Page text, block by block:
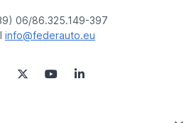
06/86.325.149-397
info@federauto.eu